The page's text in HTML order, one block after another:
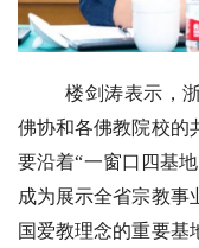
资
讯
点
僧
音
楼剑涛表示，
佛协和各佛教院校的
要沿着“一窗口四基
成为展示全省宗教事
国爱教理念的重要基